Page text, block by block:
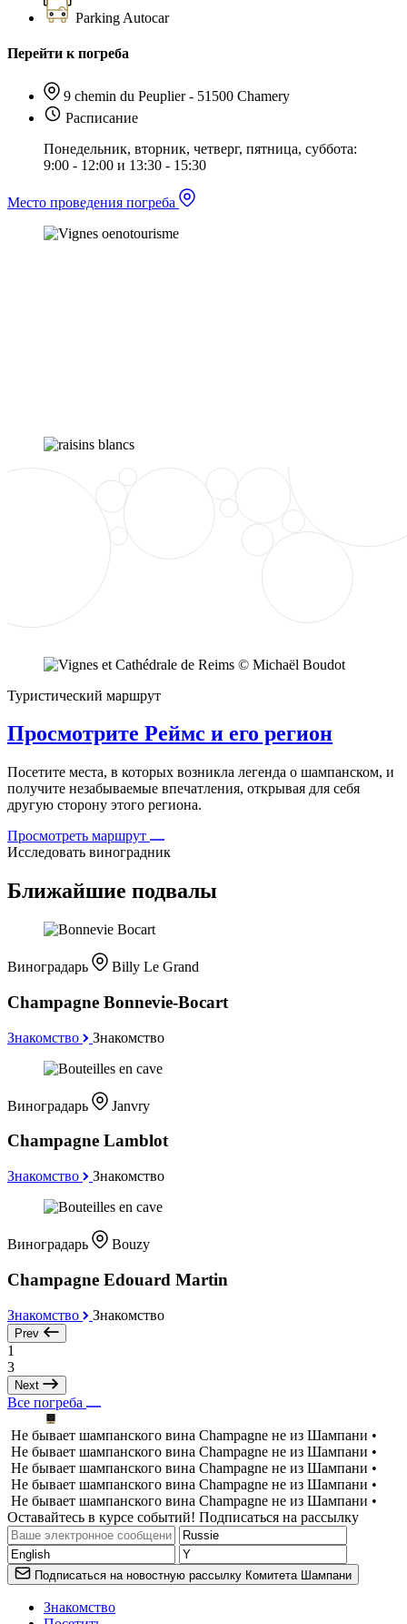
Parking Autocar
Перейти к погреба
9 chemin du Peuplier - 51500 Chamery
Расписание
Понедельник, вторник, четверг, пятница, суббота:
9:00 - 12:00 и 13:30 - 15:30
Место проведения погреба
Туристический маршрут
Просмотрите Реймс и его регион
Посетите места, в которых возникла легенда о шампанском, и
получите незабываемые впечатления, открывая для себя
другую сторону этого региона.
Просмотреть маршрут
Исследовать виноградник
Ближайшие подвалы
Виноградарь Billy Le Grand
Champagne Bonnevie-Bocart
Знакомство Знакомство
Виноградарь Janvry
Champagne Lamblot
Знакомство Знакомство
Виноградарь Bouzy
Champagne Edouard Martin
Знакомство Знакомство
Prev
1
3
Next
Все погреба
Не бывает шампанского вина Champagne не из Шампани •
Не бывает шампанского вина Champagne не из Шампани •
Не бывает шампанского вина Champagne не из Шампани •
Не бывает шампанского вина Champagne не из Шампани •
Не бывает шампанского вина Champagne не из Шампани •
Оставайтесь в курсе событий! Подписаться на рассылку
Подписаться на новостную рассылку Комитета Шампани
Знакомство